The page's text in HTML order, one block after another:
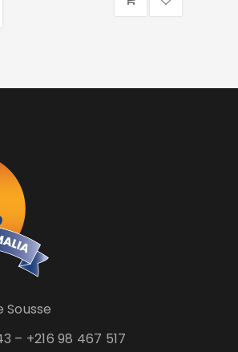
Sousse
– +216 98 467 517